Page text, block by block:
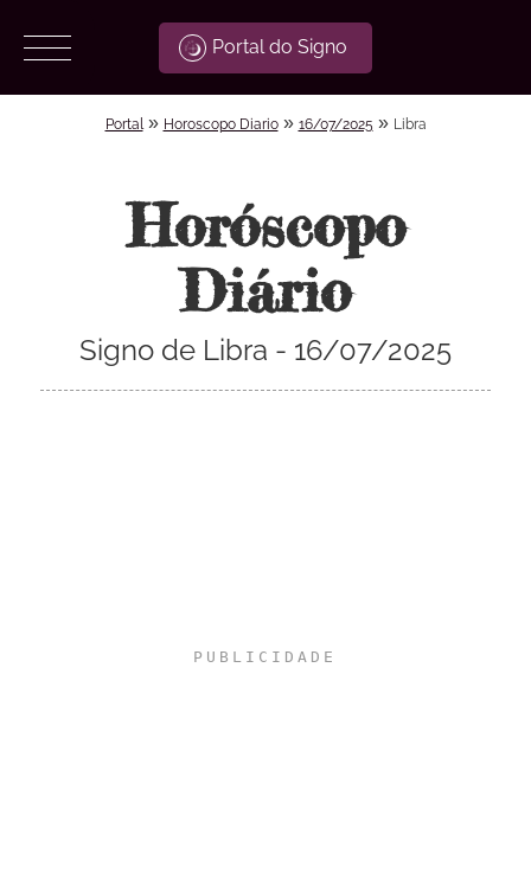
Portal do Signo
Portal » Horoscopo Diario» 16/07/2025 » Libra
Horóscopo
Diário
Signo de Libra - 16/07/2025